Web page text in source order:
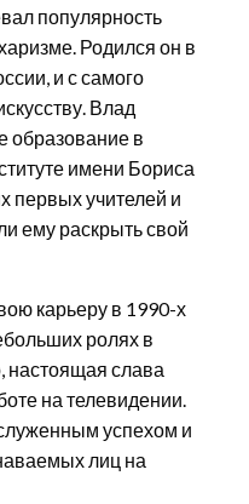
популярность
Родился он в
и с самого
Влад
образование в
имени Бориса
первых учителей и
ему раскрыть свой
карьеру в 1990-х
ролях в
настоящая слава
на телевидении.
успехом и
лиц на